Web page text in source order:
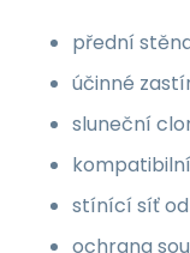
přední
účinné
sluneční
stínící síť
ochrana